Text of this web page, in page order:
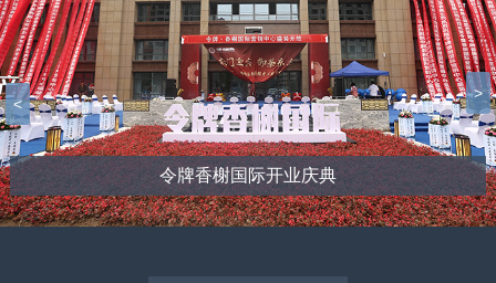
令牌香榭国际开业庆典
<
>